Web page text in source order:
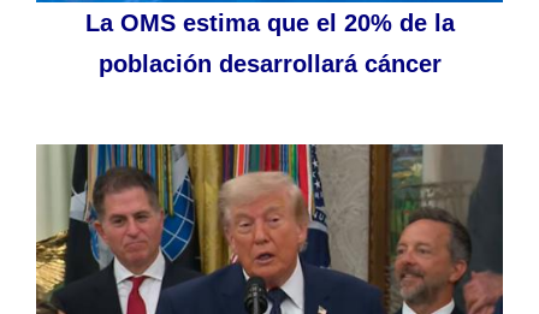
La OMS estima que el 20% de la
población desarrollará cáncer